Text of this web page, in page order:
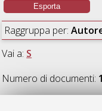
Raggruppa per:
Vai a: S
Numero di documenti: 1